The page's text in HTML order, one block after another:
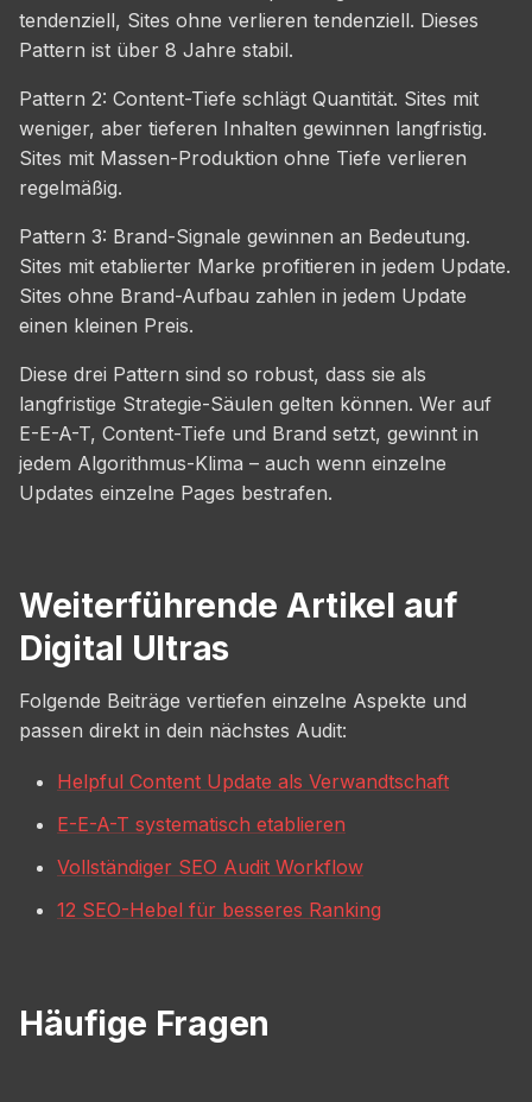
tendenziell, Sites ohne verlieren tendenziell. Dieses
Pattern ist über 8 Jahre stabil.
Pattern 2: Content-Tiefe schlägt Quantität. Sites mit
weniger, aber tieferen Inhalten gewinnen langfristig.
Sites mit Massen-Produktion ohne Tiefe verlieren
regelmäßig.
Pattern 3: Brand-Signale gewinnen an Bedeutung.
Sites mit etablierter Marke profitieren in jedem Update.
Sites ohne Brand-Aufbau zahlen in jedem Update
einen kleinen Preis.
Diese drei Pattern sind so robust, dass sie als
langfristige Strategie-Säulen gelten können. Wer auf
E-E-A-T, Content-Tiefe und Brand setzt, gewinnt in
jedem Algorithmus-Klima – auch wenn einzelne
Updates einzelne Pages bestrafen.
Weiterführende Artikel auf
Digital Ultras
Folgende Beiträge vertiefen einzelne Aspekte und
passen direkt in dein nächstes Audit:
Helpful Content Update als Verwandtschaft
E-E-A-T systematisch etablieren
Vollständiger SEO Audit Workflow
12 SEO-Hebel für besseres Ranking
Häufige Fragen